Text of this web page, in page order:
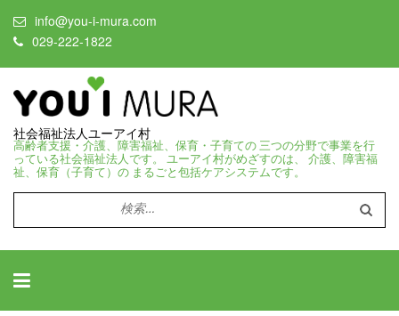
info@you-i-mura.com
029-222-1822
社会福祉法人ユーアイ村
高齢者支援・介護、障害福祉、保育・子育ての 三つの分野で事業を行
っている社会福祉法人です。 ユーアイ村がめざすのは、 介護、障害福
祉、保育（子育て）の まるごと包括ケアシステムです。
検
索: